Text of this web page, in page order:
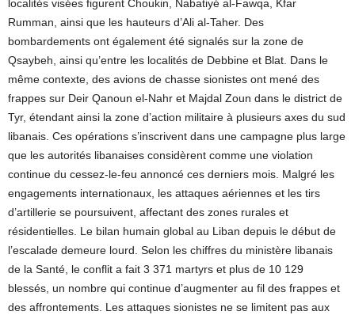
localités visées figurent Choukin, Nabatiyé al-Fawqa, Kfar
Rumman, ainsi que les hauteurs d’Ali al-Taher. Des
bombardements ont également été signalés sur la zone de
Qsaybeh, ainsi qu’entre les localités de Debbine et Blat. Dans le
même contexte, des avions de chasse sionistes ont mené des
frappes sur Deir Qanoun el-Nahr et Majdal Zoun dans le district de
Tyr, étendant ainsi la zone d’action militaire à plusieurs axes du sud
libanais. Ces opérations s’inscrivent dans une campagne plus large
que les autorités libanaises considèrent comme une violation
continue du cessez-le-feu annoncé ces derniers mois. Malgré les
engagements internationaux, les attaques aériennes et les tirs
d’artillerie se poursuivent, affectant des zones rurales et
résidentielles. Le bilan humain global au Liban depuis le début de
l’escalade demeure lourd. Selon les chiffres du ministère libanais
de la Santé, le conflit a fait 3 371 martyrs et plus de 10 129
blessés, un nombre qui continue d’augmenter au fil des frappes et
des affrontements. Les attaques sionistes ne se limitent pas aux